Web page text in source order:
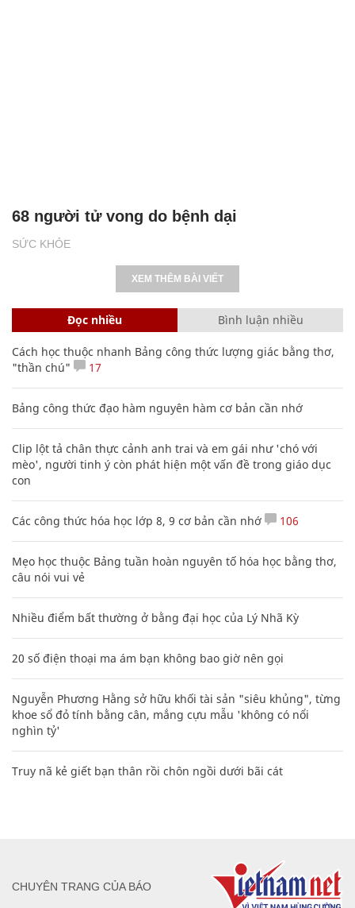
SỨC KHỎE
68 người tử vong do bệnh dại
XEM THÊM BÀI VIẾT
Đọc nhiều Bình luận nhiều
Cách học thuộc nhanh Bảng công thức lượng giác bằng thơ,
"thần chú"
17
Bảng công thức đạo hàm nguyên hàm cơ bản cần nhớ
Clip lột tả chân thực cảnh anh trai và em gái như 'chó với
mèo', người tinh ý còn phát hiện một vấn đề trong giáo dục
con
Các công thức hóa học lớp 8, 9 cơ bản cần nhớ 106
Mẹo học thuộc Bảng tuần hoàn nguyên tố hóa học bằng thơ,
câu nói vui vẻ
Nhiều điểm bất thường ở bằng đại học của Lý Nhã Kỳ
20 số điện thoại ma ám bạn không bao giờ nên gọi
Nguyễn Phương Hằng sở hữu khối tài sản "siêu khủng", từng
khoe sổ đỏ tính bằng cân, mắng cựu mẫu 'không có nổi
nghìn tỷ'
Truy nã kẻ giết bạn thân rồi chôn ngồi dưới bãi cát
CHUYÊN TRANG CỦA BÁO